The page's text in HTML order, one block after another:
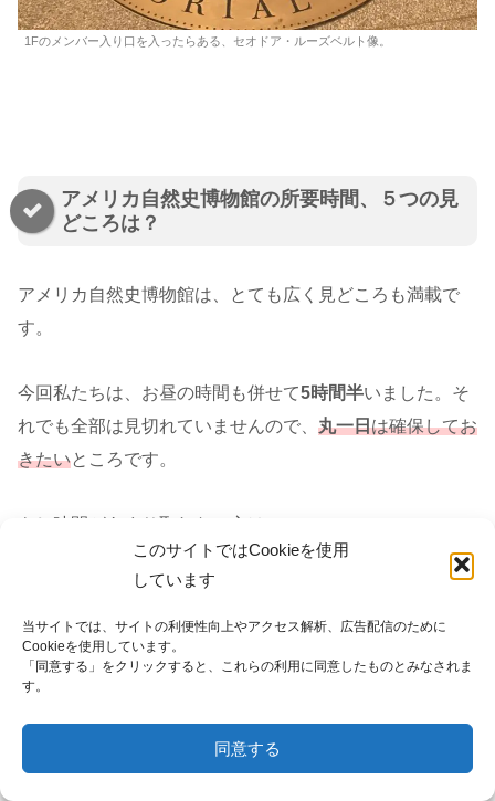
このサイトではCookieを使用
しています
当サイトでは、サイトの利便性向上やアクセス解析、広告配信のために
Cookieを使用しています。
「同意する」をクリックすると、これらの利用に同意したものとみなされま
す。
同意する
1Fのメンバー入り口を入ったらある、セオドア・ルーズベルト像。
アメリカ自然史博物館の所要時間、５つの見
どころは？
アメリカ自然史博物館は、とても広く見どころも満載で
す。
今回私たちは、お昼の時間も併せて5時間半いました。そ
れでも全部は見切れていませんので、 丸一日は確保してお
きたいところです。
もし時間があまり取れない方は、
リケラトプス、部屋からはみ出すパタゴティタ
ン・マヨルム、バロサウルス（本館2階正面玄関ホ
➁アフリカの動物（本館２，３階）：アフリカゾ